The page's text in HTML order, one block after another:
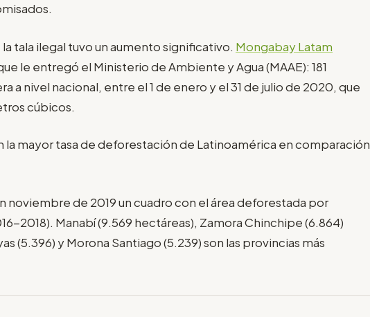
tala ilegal tuvo un aumento significativo. Mongabay Latam
le entregó el Ministerio de Ambiente y Agua (MAAE): 181
a nivel nacional, entre el 1 de enero y el 31 de julio de 2020, que
cúbicos.
la mayor tasa de deforestación de Latinoamérica en comparación
noviembre de 2019 un cuadro con el área deforestada por
2018). Manabí (9.569 hectáreas), Zamora Chinchipe (6.864)
(5.396) y Morona Santiago (5.239) son las provincias más